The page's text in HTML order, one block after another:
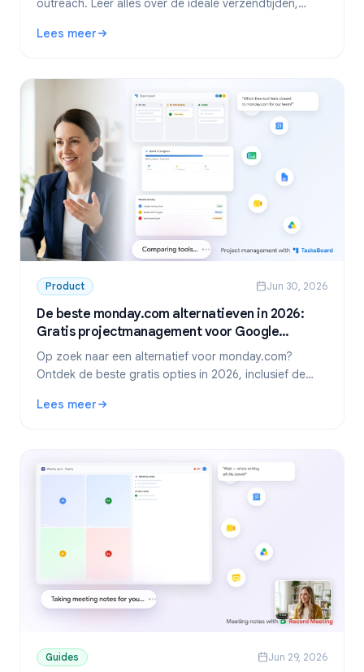
outreach. Leer alles over de ideale verzendtijden,
je doelgroep op het juiste moment te bereiken.
Lees meer
: Het beste moment voor cold email: dagen, tijden en
Product Jun 30, 2026
De beste monday.com alternatieven in 2026:
Gratis projectmanagement voor Google
Workspace
Op zoek naar een alternatief voor monday.com?
Ontdek de beste gratis opties in 2026, inclusief de
TasksBoard.
Lees meer
: De beste monday.com alternatieven in 2026: Gratis
Guides Jun 29, 2026